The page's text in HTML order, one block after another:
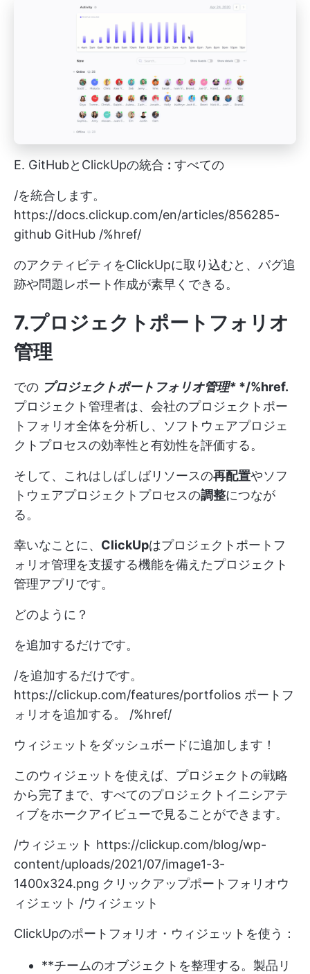
E. GitHubとClickUpの統合 : すべての
/を統合します。
https://docs.clickup.com/en/articles/856285-
github GitHub /%href/
のアクティビティをClickUpに取り込むと、バグ追
跡や問題レポート作成が素早くできる。
7.プロジェクトポートフォリオ
管理
での プロジェクトポートフォリオ管理* */%href.
プロジェクト管理者は、会社のプロジェクトポー
トフォリオ全体を分析し、ソフトウェアプロジェ
クトプロセスの効率性と有効性を評価する。
そして、これはしばしばリソースの再配置やソフ
トウェアプロジェクトプロセスの調整につなが
る。
幸いなことに、 ClickUpはプロジェクトポートフ
ォリオ管理を支援する機能を備えたプロジェクト
管理アプリです。
どのように？
を追加するだけです。
/を追加するだけです。
https://clickup.com/features/portfolios ポートフ
ォリオを追加する。 /%href/
ウィジェットをダッシュボードに追加します！
このウィジェットを使えば、プロジェクトの戦略
から完了まで、すべてのプロジェクトイニシアテ
ィブをホークアイビューで見ることができます。
/ウィジェット https://clickup.com/blog/wp-
content/uploads/2021/07/image1-3-
1400x324.png クリックアップポートフォリオウ
ィジェット /ウィジェット
ClickUpのポートフォリオ・ウィジェットを使う：
**チームのオブジェクトを整理する。 製品リ